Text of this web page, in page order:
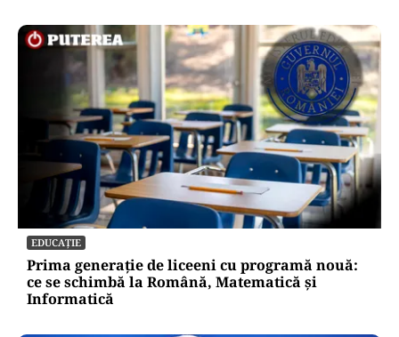
EDUCAȚIE
Prima generație de liceeni cu programă nouă:
ce se schimbă la Română, Matematică și
Informatică